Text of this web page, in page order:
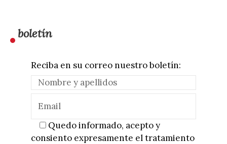
boletín
Reciba en su correo nuestro boletín:
Quedo informado, acepto y
consiento expresamente el tratamiento